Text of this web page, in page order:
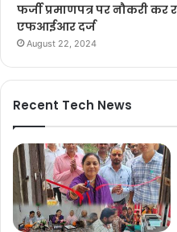
फर्जी प्रमाणपत्र पर नौकरी कर
एफआईआर दर्ज
August 22, 2024
Recent Tech News